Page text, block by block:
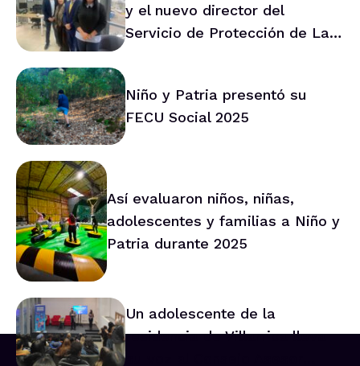
y el nuevo director del
Servicio de Protección de La
Niño y Patria presentó su
FECU Social 2025
Así evaluaron niños, niñas,
adolescentes y familias a Niño y
Patria durante 2025
Un adolescente de la
residencia de Villarrica lleva